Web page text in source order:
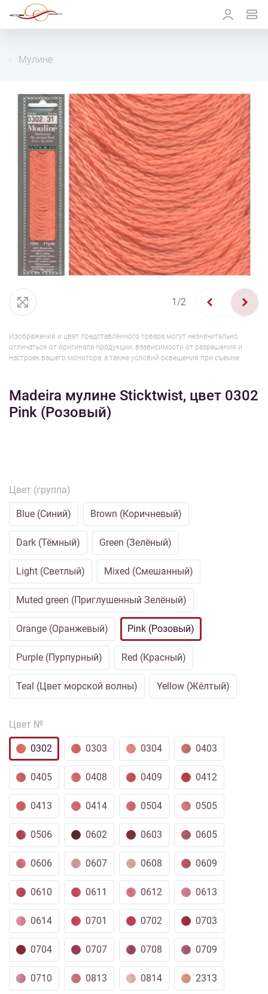
Мулине
1/2
Изображения и цвет представленного товара могут незначительно
отличаться от оригинала продукции, взависимости от разрешения и
настроек вашего монитора, а также условий освещения при съемке
Madeira мулине Sticktwist, цвет 0302
Pink (Розовый)
Цвет (группа)
Blue (Синий) Brown (Коричневый)
Dark (Тёмный) Green (Зелёный)
Light (Светлый) Mixed (Смешанный)
Muted green (Приглушенный Зелёный)
Orange (Оранжевый) Pink (Розовый)
Purple (Пурпурный) Red (Красный)
Teal (Цвет морской волны) Yellow (Жёлтый)
Цвет №
0302 0303 0304 0403
0405 0408 0409 0412
0413 0414 0504 0505
0506 0602 0603 0605
0606 0607 0608 0609
0610 0611 0612 0613
0614 0701 0702 0703
0704 0707 0708 0709
0710 0813 0814 2313